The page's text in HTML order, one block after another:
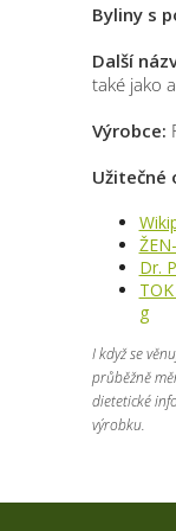
Byliny s
Další
také jako
Výrobce:
Užitečné
Dr.
g
I když se
průběžně
dietetické
výrobku.